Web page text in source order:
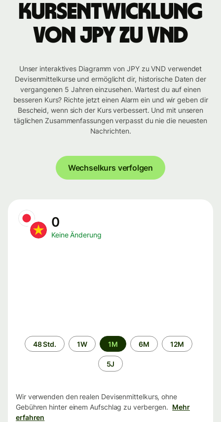
Kursentwicklung
von JPY zu VND
Unser interaktives Diagramm von JPY zu VND verwendet
Devisenmittelkurse und ermöglicht dir, historische Daten der
vergangenen 5 Jahren einzusehen. Wartest du auf einen
besseren Kurs? Richte jetzt einen Alarm ein und wir geben dir
Bescheid, wenn sich der Kurs verbessert. Und mit unseren
täglichen Zusammenfassungen verpasst du nie die neuesten
Nachrichten.
Wechselkurs verfolgen
0
Keine Änderung
Zeitraum
48 Std. 1W 1M 6M 12M
5J
Wir verwenden den realen Devisenmittelkurs, ohne
Gebühren hinter einem Aufschlag zu verbergen. Mehr
erfahren